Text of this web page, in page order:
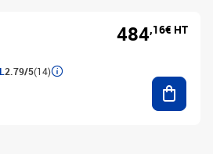
2.79/5(14)
484,16€ HT